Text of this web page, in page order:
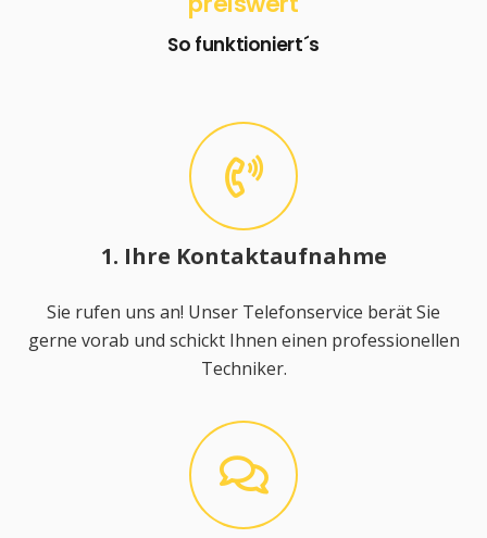
So funktioniert´s
1. Ihre Kontaktaufnahme
Sie rufen uns an! Unser Telefonservice berät Sie
gerne vorab und schickt Ihnen einen professionellen
Techniker.